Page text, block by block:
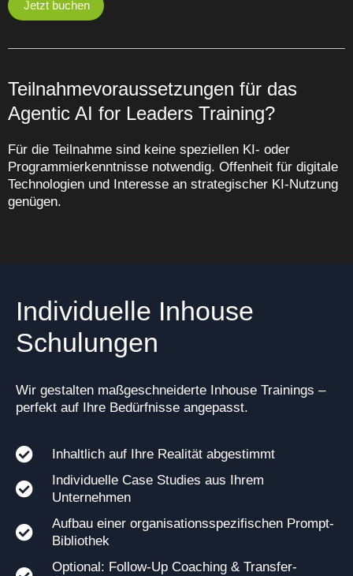
Jetzt buchen
Teilnahmevoraussetzungen für das
Agentic AI for Leaders Training?
Für die Teilnahme sind keine speziellen KI‑ oder
Programmierkenntnisse notwendig. Offenheit für digitale
Technologien und Interesse an strategischer KI‑Nutzung
genügen.
Individuelle Inhouse
Schulungen
Wir gestalten maßgeschneiderte Inhouse Trainings –
perfekt auf Ihre Bedürfnisse angepasst.
Inhaltlich auf Ihre Realität abgestimmt
Individuelle Case Studies aus Ihrem
Unternehmen
Aufbau einer organisationsspezifischen Prompt-
Bibliothek
Optional: Follow-Up Coaching & Transfer-